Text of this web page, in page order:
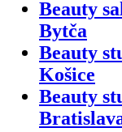
Beauty
Bytča
Beauty
Košice
Beauty